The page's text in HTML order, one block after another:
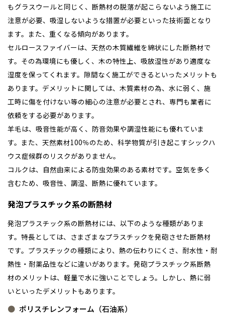
もグラスウールと同じく、断熱材の脱落が起こらないよう施工に
注意が必要、吸湿しないような措置が必要といった技術面となり
ます。また、重くなる傾向があります。
セルロースファイバーは、天然の木質繊維を綿状にした断熱材で
す。その為環境にも優しく、木の特性上、吸放湿性があり適度な
湿度を保ってくれます。隙間なく施工ができるといったメリットも
あります。デメリットに関しては、木質素材の為、水に弱く、施
工時に傷を付けない等の細心の注意が必要とされ、専門も業者に
依頼をする必要があります。
羊毛は、吸音性能が高く、防音効果や調湿性能にも優れていま
す。また、天然素材100％のため、科学物質が引き起こすシックハ
ウス症候群のリスクがありません。
コルクは、自然由来による防虫効果のある素材です。空気を多く
含むため、吸音性、調湿、断熱に優れています。
発泡プラスチック系の断熱材
発泡プラスチック系の断熱材には、以下のような種類がありま
す。特長としては、さまざまなプラスチックを発砲させた断熱材
です。プラスチックの種類により、熱の伝わりにくさ、耐水性・耐
熱性・耐薬品性などに違いがあります。発砲プラスチック系断熱
材のメリットは、軽量で水に強いことでしょう。しかし、熱に弱
いといったデメリットもあります。
ポリスチレンフォーム（石油系）